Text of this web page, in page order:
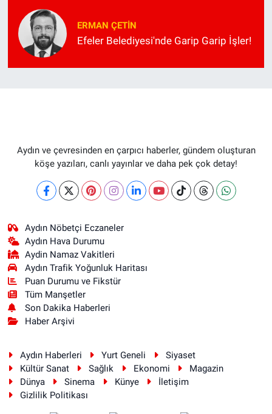
ERMAN ÇETIN
Efeler Belediyesi'nde Garip Garip İşler!
Aydın ve çevresinden en çarpıcı haberler, gündem oluşturan
köşe yazıları, canlı yayınlar ve daha pek çok detay!
Aydın Nöbetçi Eczaneler
Aydın Hava Durumu
Aydin Namaz Vakitleri
Aydın Trafik Yoğunluk Haritası
Puan Durumu ve Fikstür
Tüm Manşetler
Son Dakika Haberleri
Haber Arşivi
Aydın Haberleri Yurt Geneli
Siyaset
Kültür Sanat
Sağlık Ekonomi
Magazin
Dünya
Sinema Künye
İletişim
Gizlilik Politikası